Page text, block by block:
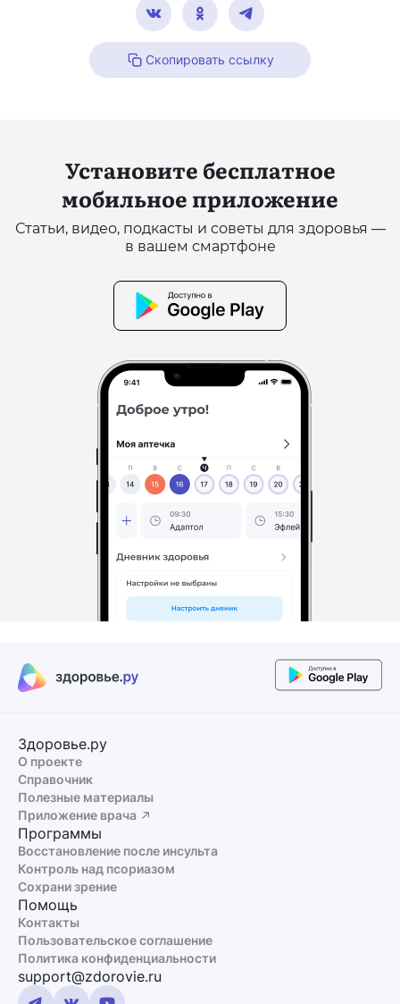
Скопировать ссылку
Установите бесплатное
мобильное приложение
Статьи, видео, подкасты и советы для здоровья —
в вашем смартфоне
Здоровье.ру
О проекте
Справочник
Полезные материалы
Приложение врача
Программы
Восстановление после инсульта
Контроль над псориазом
Сохрани зрение
Помощь
Контакты
Пользовательское соглашение
Политика конфиденциальности
support@zdorovie.ru